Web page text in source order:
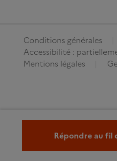
Répondre au fil
Conditions générales
Accessibilité :
Mentions légales